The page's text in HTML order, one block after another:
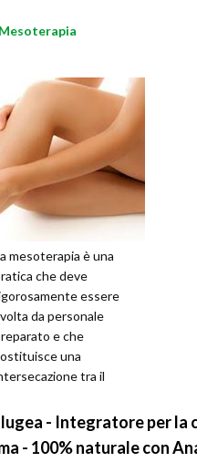
Mesoterapia
mesoterapia è una
che deve
essere
da personale
e che
una
tra il
dell'estetica. Essa
viene utilizzat...
- Integratore per la
- 100% naturale con